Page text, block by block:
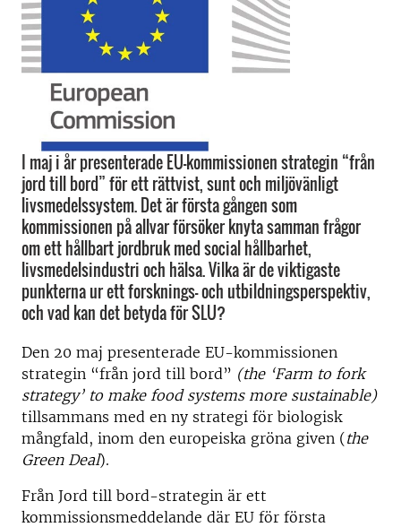
I maj i år presenterade EU-kommissionen strategin “från
jord till bord” för ett rättvist, sunt och miljövänligt
livsmedelssystem. Det är första gången som
kommissionen på allvar försöker knyta samman frågor
om ett hållbart jordbruk med social hållbarhet,
livsmedelsindustri och hälsa. Vilka är de viktigaste
punkterna ur ett forsknings- och utbildningsperspektiv,
och vad kan det betyda för SLU?
Den 20 maj presenterade EU-kommissionen
strategin “från jord till bord” (the ‘Farm to fork
strategy’ to make food systems more sustainable)
tillsammans med en ny strategi för biologisk
mångfald, inom den europeiska gröna given (the
Green Deal).
Från Jord till bord-strategin är ett
kommissionsmeddelande där EU för första